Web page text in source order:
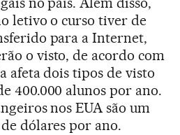
letivo o curso tiver de
para a Internet,
o visto, de acordo com
afeta dois tipos de visto
400.000 alunos por ano.
nos EUA são um
dólares por ano.